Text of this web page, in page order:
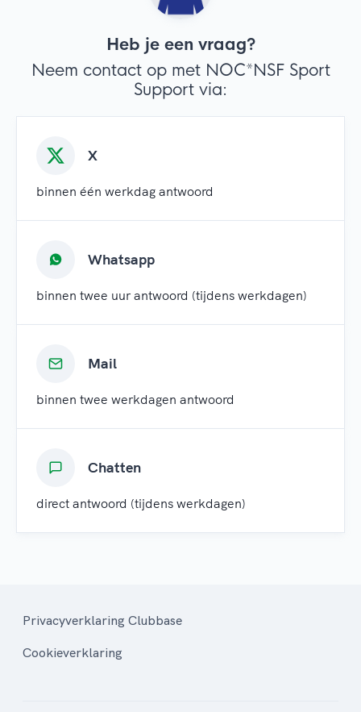
Heb je een vraag?
Neem contact op met NOC*NSF Sport
Support via:
X
binnen één werkdag antwoord
Whatsapp
binnen twee uur antwoord (tijdens werkdagen)
Mail
binnen twee werkdagen antwoord
Chatten
direct antwoord (tijdens werkdagen)
Privacyverklaring Clubbase
Cookieverklaring